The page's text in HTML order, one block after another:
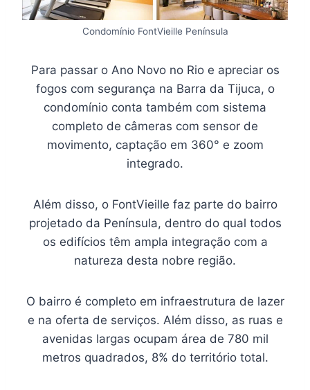
Condomínio FontVieille Península
Para passar o Ano Novo no Rio e apreciar os
fogos com segurança na Barra da Tijuca, o
condomínio conta também com sistema
completo de câmeras com sensor de
movimento, captação em 360° e zoom
integrado.
Além disso, o FontVieille faz parte do bairro
projetado da Península, dentro do qual todos
os edifícios têm ampla integração com a
natureza desta nobre região.
O bairro é completo em infraestrutura de lazer
e na oferta de serviços. Além disso, as ruas e
avenidas largas ocupam área de 780 mil
metros quadrados, 8% do território total.